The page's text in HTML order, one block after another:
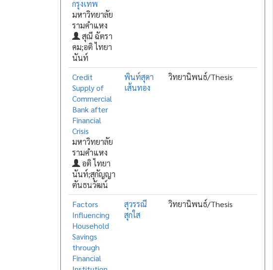
กรุงเทพ
มหาวิทยาลัย
รามคำแหง
สุณี ฉัตรา
คม;อติ ไทยา
นันท์
Credit
Supply of
Commercial
Bank after
Financial
Crisis
มหาวิทยาลัย
รามคำแหง
อติ ไทยา
นันท์;สุกัญญา
ตันธนวัฒน์
พินท์สุดา
เส้นทอง
วิทยานิพนธ์/Thesis
Factors
Influencing
Household
Savings
through
Financial
สุวรรณี
สุกใส
วิทยานิพนธ์/Thesis